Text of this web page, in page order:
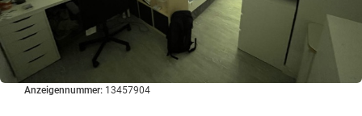
Anzeigennummer: 13457904